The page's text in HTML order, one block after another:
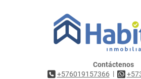
Contáctenos
+576019157366 |